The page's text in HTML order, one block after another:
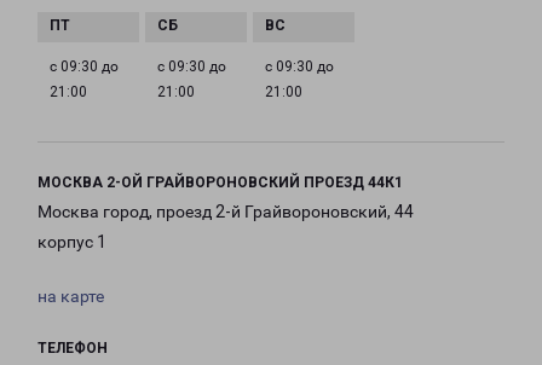
с 09:30 до
21:00
с 09:30 до
21:00
с 09:30 до
21:00
МОСКВА 2-ОЙ ГРАЙВОРОНОВСКИЙ ПРОЕЗД 44К1
Москва город, проезд 2-й Грайвороновский, 44
корпус 1
на карте
ТЕЛЕФОН